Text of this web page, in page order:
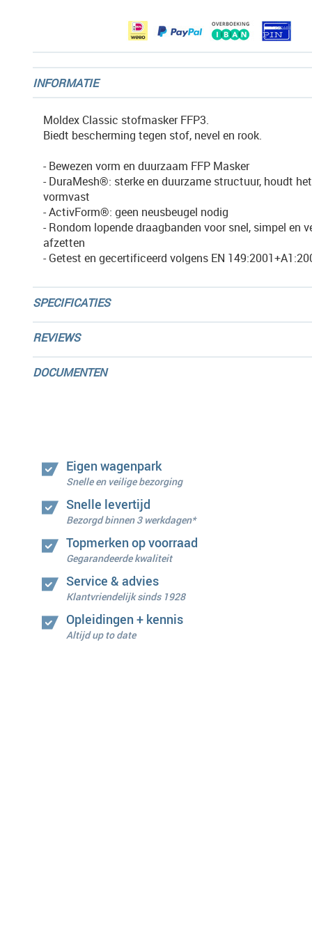
INFORMATIE
Moldex Classic stofmasker FFP3.
Biedt bescherming tegen stof, nevel en rook.
- Bewezen vorm en duurzaam FFP Masker
- DuraMesh®: sterke en duurzame structuur, houdt
vormvast
- ActivForm®: geen neusbeugel nodig
- Rondom lopende draagbanden voor snel, simpel en
afzetten
- Getest en gecertificeerd volgens EN
SPECIFICATIES
REVIEWS
DOCUMENTEN
Eigen wagenpark
Snelle en veilige bezorging
Snelle levertijd
Bezorgd binnen 3 werkdagen*
Topmerken op voorraad
Gegarandeerde kwaliteit
Service & advies
Klantvriendelijk sinds 1928
Opleidingen + kennis
Altijd up to date